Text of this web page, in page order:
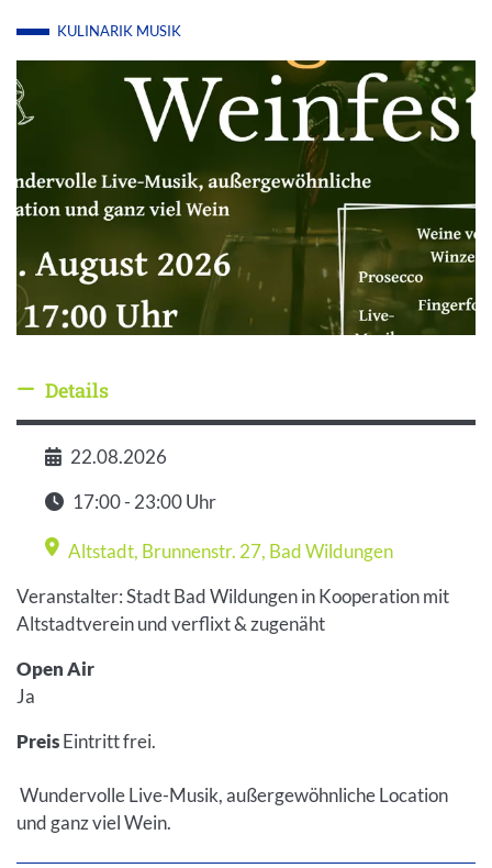
KULINARIK MUSIK
Details ausblenden
Details
Datum
22.08.2026
Zeit
17:00 - 23:00 Uhr
Veranstaltungsort
Altstadt, Brunnenstr. 27, Bad Wildungen
Veranstalter: Stadt Bad Wildungen in Kooperation mit
Altstadtverein und verflixt & zugenäht
Open Air
Ja
PreisEintritt frei.
Wundervolle Live-Musik, außergewöhnliche Location
und ganz viel Wein.